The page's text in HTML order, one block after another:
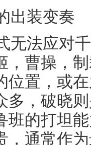
出装变奏
无法应对
，曹操，
位置，或
多，破晓
班的打坦
，通常作